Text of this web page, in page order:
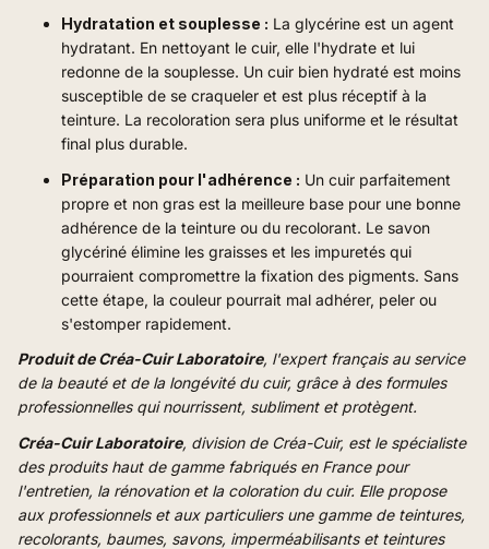
Hydratation et souplesse : La glycérine est un agent
hydratant. En nettoyant le cuir, elle l'hydrate et lui
redonne de la souplesse. Un cuir bien hydraté est moins
susceptible de se craqueler et est plus réceptif à la
teinture. La recoloration sera plus uniforme et le résultat
final plus durable.
Préparation pour l'adhérence : Un cuir parfaitement
propre et non gras est la meilleure base pour une bonne
adhérence de la teinture ou du recolorant. Le savon
glycériné élimine les graisses et les impuretés qui
pourraient compromettre la fixation des pigments. Sans
cette étape, la couleur pourrait mal adhérer, peler ou
s'estomper rapidement.
Produit de Créa-Cuir Laboratoire, l'expert français au service
de la beauté et de la longévité du cuir, grâce à des formules
professionnelles qui nourrissent, subliment et protègent.
Créa-Cuir Laboratoire, division de Créa-Cuir, est le spécialiste
des produits haut de gamme fabriqués en France pour
l'entretien, la rénovation et la coloration du cuir. Elle propose
aux professionnels et aux particuliers une gamme de teintures,
recolorants, baumes, savons, imperméabilisants et teintures